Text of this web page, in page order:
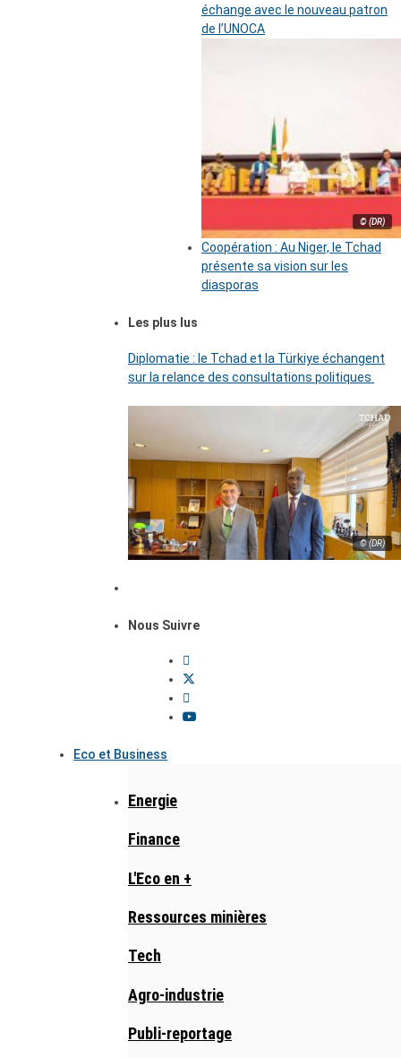
échange avec le nouveau patron
de l’UNOCA
© (DR)
Coopération : Au Niger, le Tchad
présente sa vision sur les
diasporas
Les plus lus
Diplomatie : le Tchad et la Türkiye échangent
sur la relance des consultations politiques
© (DR)
Nous Suivre
Eco et Business
Energie
Finance
L'Eco en +
Ressources minières
Tech
Agro-industrie
Publi-reportage